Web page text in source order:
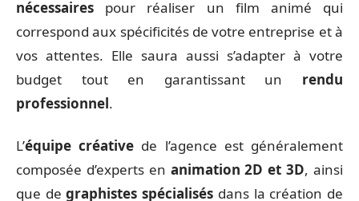
nécessaires pour réaliser un film animé qui
correspond aux spécificités de votre entreprise et à
vos attentes. Elle saura aussi s’adapter à votre
budget tout en garantissant un rendu
professionnel.
L’équipe créative de l’agence est généralement
composée d’experts en animation 2D et 3D, ainsi
que degraphistes spécialisés dans la création de